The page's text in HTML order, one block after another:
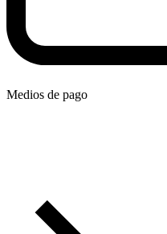
Medios de pago